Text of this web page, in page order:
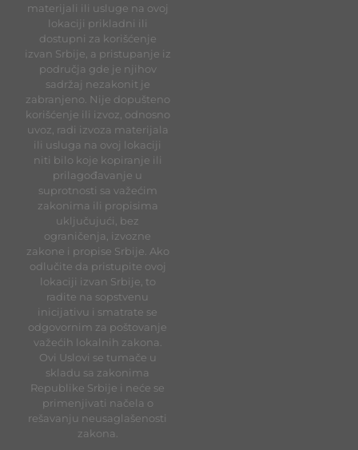
materijali ili usluge na ovoj
lokaciji prikladni ili
dostupni za korišćenje
izvan Srbije, a pristupanje iz
područja gde je njihov
sadržaj nezakonit je
zabranjeno. Nije dopušteno
korišćenje ili izvoz, odnosno
uvoz, radi izvoza materijala
ili usluga na ovoj lokaciji
niti bilo koje kopiranje ili
prilagođavanje u
suprotnosti sa važećim
zakonima ili propisima
uključujući, bez
ograničenja, izvozne
zakone i propise Srbije. Ako
odlučite da pristupite ovoj
lokaciji izvan Srbije, to
radite na sopstvenu
inicijativu i smatrate se
odgovornim za poštovanje
važećih lokalnih zakona.
Ovi Uslovi se tumače u
skladu sa zakonima
Republike Srbije i neće se
primenjivati načela o
rešavanju neusaglašenosti
zakona.